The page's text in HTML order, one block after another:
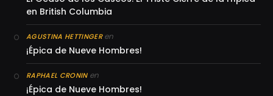
en British Columbia
AGUSTINA HETTINGERen
¡Épica de Nueve Hombres!
RAPHAEL CRONINen
¡Épica de Nueve Hombres!